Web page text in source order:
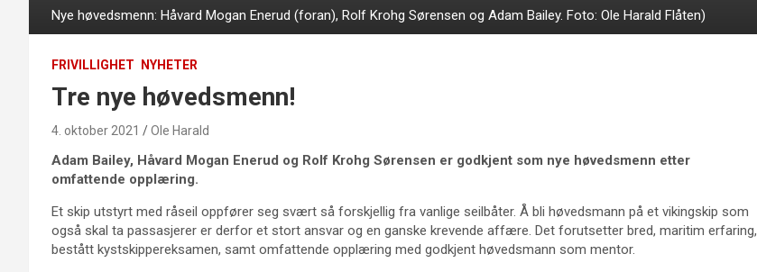
Nye høvedsmenn: Håvard Mogan Enerud (foran), Rolf Krohg Sørensen og Adam Bailey. Foto: Ole Harald Flåten)
FRIVILLIGHET NYHETER
Tre nye høvedsmenn!
4. oktober 2021 Ole Harald
Adam Bailey, Håvard Mogan Enerud og Rolf Krohg Sørensen er godkjent som nye høvedsmenn etter
omfattende opplæring.
Et skip utstyrt med råseil oppfører seg svært så forskjellig fra vanlige seilbåter. Å bli høvedsmann på et vikingskip som
også skal ta passasjerer er derfor et stort ansvar og en ganske krevende affære. Det forutsetter bred, maritim erfaring,
bestått kystskippereksamen, samt omfattende opplæring med godkjent høvedsmann som mentor.